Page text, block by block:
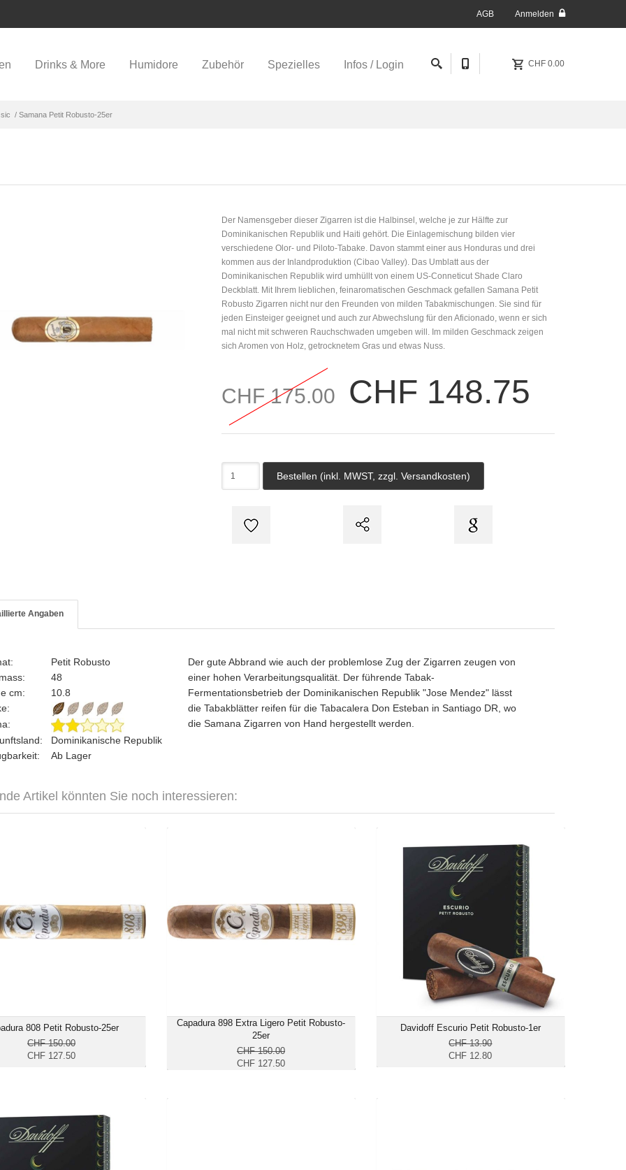
AGB Anmelden
CHF 0.00
Drinks & More Humidore Zubehör Spezielles Infos / Login
/ Samana Petit Robusto-25er
Der Namensgeber dieser Zigarren ist die Halbinsel, welche je zur Hälfte zur
Dominikanischen Republik und Haiti gehört. Die Einlagemischung bilden vier
verschiedene Olor- und Piloto-Tabake. Davon stammt einer aus Honduras und drei
kommen aus der Inlandproduktion (Cibao Valley). Das Umblatt aus der
Dominikanischen Republik wird umhüllt von einem US-Conneticut Shade Claro
Deckblatt. Mit Ihrem lieblichen, feinaromatischen Geschmack gefallen Samana Petit
Robusto Zigarren nicht nur den Freunden von milden Tabakmischungen. Sie sind für
jeden Einsteiger geeignet und auch zur Abwechslung für den Aficionado, wenn er sich
mal nicht mit schweren Rauchschwaden umgeben will. Im milden Geschmack zeigen
sich Aromen von Holz, getrocknetem Gras und etwas Nuss.
CHF 175.00 CHF 148.75
Angaben
Petit Robusto
48
cm:
10.8
Dominikanische Republik
Ab Lager
Der gute Abbrand wie auch der problemlose Zug der Zigarren zeugen von
einer hohen Verarbeitungsqualität. Der führende Tabak-
Fermentationsbetrieb der Dominikanischen Republik "Jose Mendez" lässt
die Tabakblätter reifen für die Tabacalera Don Esteban in Santiago DR, wo
die Samana Zigarren von Hand hergestellt werden.
Artikel könnten Sie noch interessieren:
808 Petit Robusto-25er
CHF 150.00
CHF 127.50
Ringmass: 50
mild bis mittelkräftig
Capadura 898 Extra Ligero Petit Robusto-
25er
CHF 150.00
CHF 127.50
Format: Petit Robusto
Ringmass: 50
Länge: 10.9
Davidoff Escurio Petit Robusto-1er
CHF 13.90
CHF 12.80
Davidoff Escurio Petit Robusto-1er
CHF 12.80
Format: Petit Robusto
Ringmass: 50
Länge: 8.3
mittelkräftig bis kräftig
Escurio Petit Robusto-4er
CHF 49.50
Format: Petit Robusto